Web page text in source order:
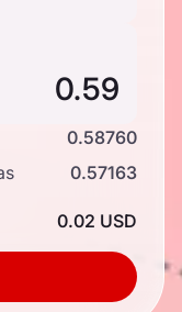
0.58760
0.57163
0.02 USD